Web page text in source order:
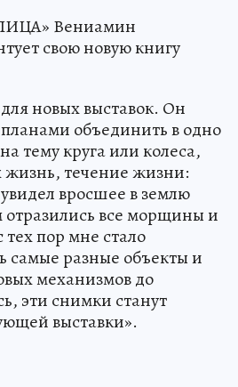
Вениамин
свою новую книгу
новых выставок. Он
объединить в одно
тему круга или колеса,
течение жизни:
вросшее в землю
отразились все морщины и
пор мне стало
самые разные объекты и
механизмов до
эти снимки станут
выставки».